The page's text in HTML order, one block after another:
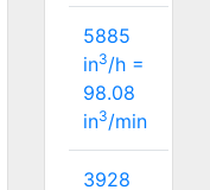
5885
in3/h =
98.08
in3/min
3928